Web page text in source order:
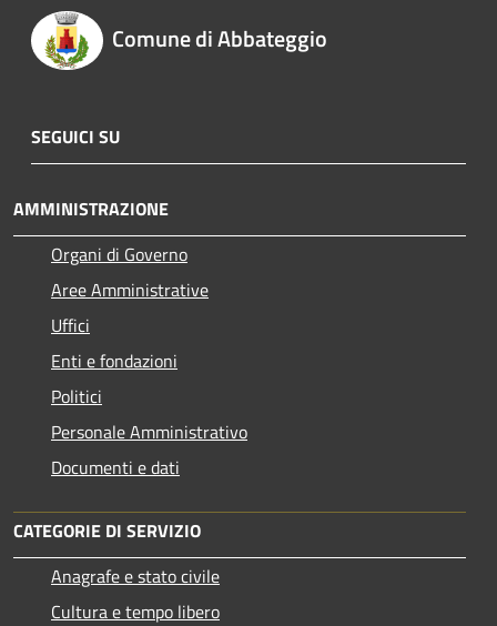
Comune di Abbateggio
SEGUICI SU
AMMINISTRAZIONE
Organi di Governo
Aree Amministrative
Uffici
Enti e fondazioni
Politici
Personale Amministrativo
Documenti e dati
CATEGORIE DI SERVIZIO
Anagrafe e stato civile
Cultura e tempo libero